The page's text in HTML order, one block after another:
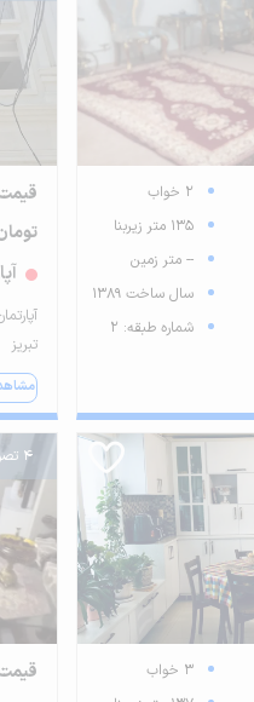
2 خواب
135 متر زیربنا
-- متر زمین
سال ساخت 1389
شماره طبقه: 2
تبریز
3 خواب
4 تصویر